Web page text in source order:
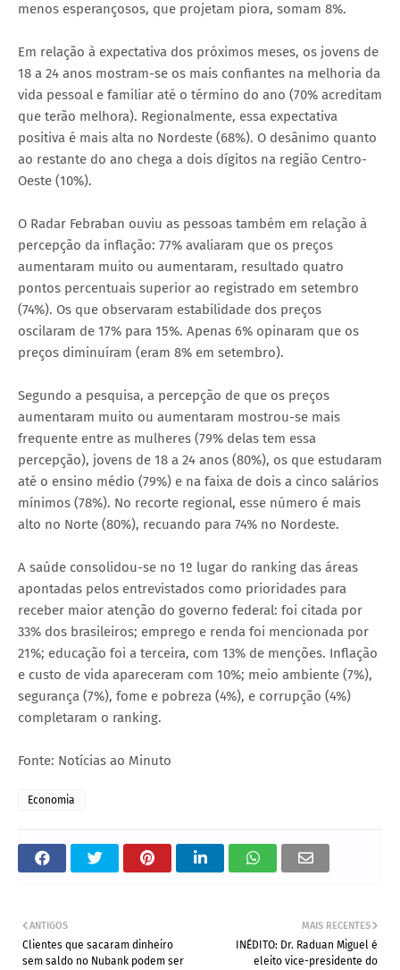
menos esperançosos, que projetam piora, somam 8%.
Em relação à expectativa dos próximos meses, os jovens de
18 a 24 anos mostram-se os mais confiantes na melhoria da
vida pessoal e familiar até o término do ano (70% acreditam
que terão melhora). Regionalmente, essa expectativa
positiva é mais alta no Nordeste (68%). O desânimo quanto
ao restante do ano chega a dois dígitos na região Centro-
Oeste (10%).
O Radar Febraban ouviu as pessoas também em relação à
percepção da inflação: 77% avaliaram que os preços
aumentaram muito ou aumentaram, resultado quatro
pontos percentuais superior ao registrado em setembro
(74%). Os que observaram estabilidade dos preços
oscilaram de 17% para 15%. Apenas 6% opinaram que os
preços diminuíram (eram 8% em setembro).
Segundo a pesquisa, a percepção de que os preços
aumentaram muito ou aumentaram mostrou-se mais
frequente entre as mulheres (79% delas tem essa
percepção), jovens de 18 a 24 anos (80%), os que estudaram
até o ensino médio (79%) e na faixa de dois a cinco salários
mínimos (78%). No recorte regional, esse número é mais
alto no Norte (80%), recuando para 74% no Nordeste.
A saúde consolidou-se no 1º lugar do ranking das áreas
apontadas pelos entrevistados como prioridades para
receber maior atenção do governo federal: foi citada por
33% dos brasileiros; emprego e renda foi mencionada por
21%; educação foi a terceira, com 13% de menções. Inflação
e custo de vida apareceram com 10%; meio ambiente (7%),
segurança (7%), fome e pobreza (4%), e corrupção (4%)
completaram o ranking.
Fonte: Notícias ao Minuto
Economia
MAIS RECENTES
INÉDITO: Dr. Raduan Miguel é
eleito vice-presidente do
ANTIGOS
Clientes que sacaram dinheiro
sem saldo no Nubank podem ser